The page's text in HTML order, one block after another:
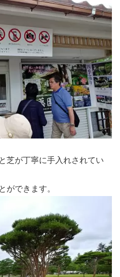
芝が丁寧に手入れされてい
ができます。